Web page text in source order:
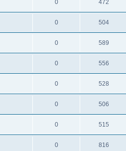
0 472
0 504
0 589
0 556
0 528
0 506
0 515
0 816